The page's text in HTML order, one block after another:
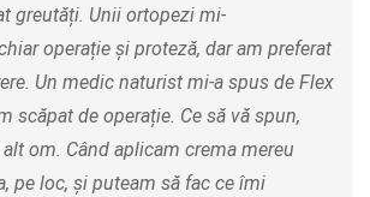
greutăți. Unii ortopezi mi-
operație și proteză, dar am preferat
Un medic naturist mi-a spus de Flex
scăpat de operație. Ce să vă spun,
om. Când aplicam crema mereu
pe loc, și puteam să fac ce îmi